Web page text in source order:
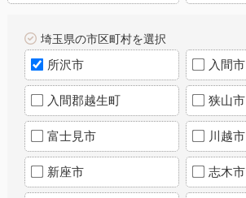
埼玉県の市区町村を選択
所沢市 入間市
入間郡越生町 狭山市
富士見市 川越市
新座市 志木市